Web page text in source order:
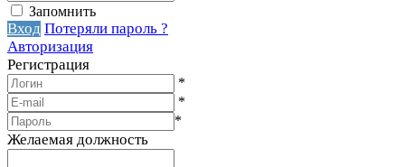
Запомнить
Вход Потеряли пароль ?
Авторизация
Регистрация
*
*
*
Желаемая должность